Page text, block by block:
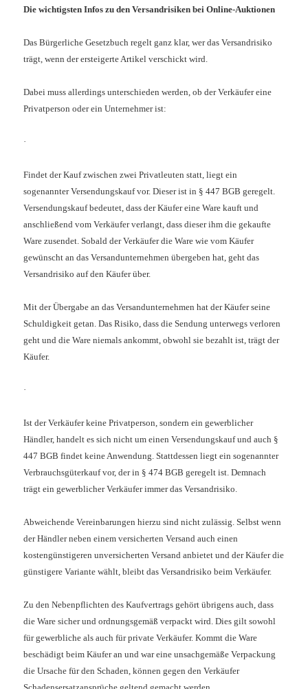
Die wichtigsten Infos zu den Versandrisiken bei Online-Auktionen
Das Bürgerliche Gesetzbuch regelt ganz klar, wer das Versandrisiko
trägt, wenn der ersteigerte Artikel verschickt wird.
Dabei muss allerdings unterschieden werden, ob der Verkäufer eine
Privatperson oder ein Unternehmer ist:
·
Findet der Kauf zwischen zwei Privatleuten statt, liegt ein
sogenannter Versendungskauf vor. Dieser ist in § 447 BGB geregelt.
Versendungskauf bedeutet, dass der Käufer eine Ware kauft und
anschließend vom Verkäufer verlangt, dass dieser ihm die gekaufte
Ware zusendet. Sobald der Verkäufer die Ware wie vom Käufer
gewünscht an das Versandunternehmen übergeben hat, geht das
Versandrisiko auf den Käufer über.
Mit der Übergabe an das Versandunternehmen hat der Käufer seine
Schuldigkeit getan. Das Risiko, dass die Sendung unterwegs verloren
geht und die Ware niemals ankommt, obwohl sie bezahlt ist, trägt der
Käufer.
·
Ist der Verkäufer keine Privatperson, sondern ein gewerblicher
Händler, handelt es sich nicht um einen Versendungskauf und auch §
447 BGB findet keine Anwendung. Stattdessen liegt ein sogenannter
Verbrauchsgüterkauf vor, der in § 474 BGB geregelt ist. Demnach
trägt ein gewerblicher Verkäufer immer das Versandrisiko.
Abweichende Vereinbarungen hierzu sind nicht zulässig. Selbst wenn
der Händler neben einem versicherten Versand auch einen
kostengünstigeren unversicherten Versand anbietet und der Käufer die
günstigere Variante wählt, bleibt das Versandrisiko beim Verkäufer.
Zu den Nebenpflichten des Kaufvertrags gehört übrigens auch, dass
die Ware sicher und ordnungsgemäß verpackt wird. Dies gilt sowohl
für gewerbliche als auch für private Verkäufer. Kommt die Ware
beschädigt beim Käufer an und war eine unsachgemäße Verpackung
die Ursache für den Schaden, können gegen den Verkäufer